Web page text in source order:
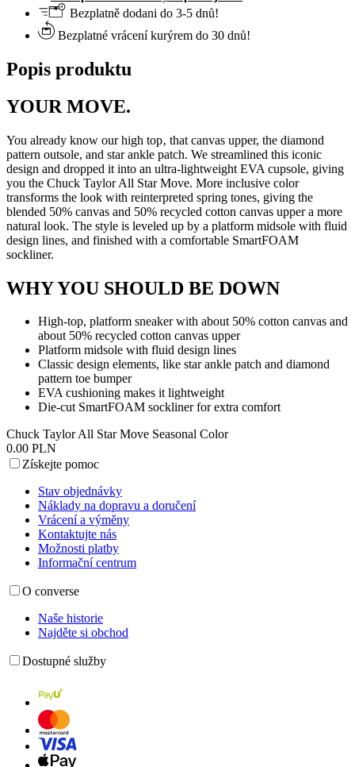
Bezplatně dodani do 3-5 dnů!
Bezplatné vrácení kurýrem do 30 dnů!
Popis produktu
YOUR MOVE.
You already know our high top‚ that canvas upper, the diamond
pattern outsole, and star ankle patch. We streamlined this iconic
design and dropped it into an ultra-lightweight EVA cupsole, giving
you the Chuck Taylor All Star Move. More inclusive color
transforms the look with reinterpreted spring tones, giving the
blended 50% canvas and 50% recycled cotton canvas upper a more
natural look. The style is leveled up by a platform midsole with fluid
design lines, and finished with a comfortable SmartFOAM
sockliner.
WHY YOU SHOULD BE DOWN
High-top, platform sneaker with about 50% cotton canvas and
about 50% recycled cotton canvas upper
Platform midsole with fluid design lines
Classic design elements, like star ankle patch and diamond
pattern toe bumper
EVA cushioning makes it lightweight
Die-cut SmartFOAM sockliner for extra comfort
Chuck Taylor All Star Move Seasonal Color
0.00 PLN
Získejte pomoc
Stav objednávky
Náklady na dopravu a doručení
Vrácení a výměny
Kontaktujte nás
Možnosti platby
Informační centrum
O converse
Naše historie
Najděte si obchod
Dostupné služby